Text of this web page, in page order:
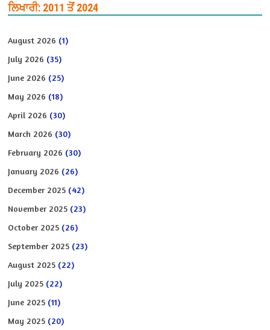
ਲਿਖਾਰੀ: 2011 ਤੋਂ 2024
August 2026 (1)
July 2026 (35)
June 2026 (25)
May 2026 (18)
April 2026 (30)
March 2026 (30)
February 2026 (30)
January 2026 (26)
December 2025 (42)
November 2025 (23)
October 2025 (26)
September 2025 (23)
August 2025 (22)
July 2025 (22)
June 2025 (11)
May 2025 (20)